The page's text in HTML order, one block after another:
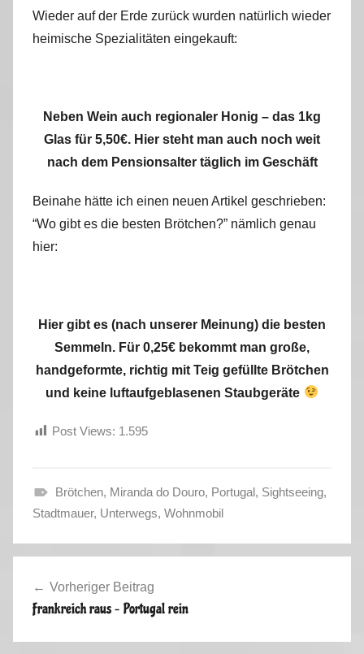
Wieder auf der Erde zurück wurden natürlich wieder
heimische Spezialitäten eingekauft:
Neben Wein auch regionaler Honig – das 1kg
Glas für 5,50€. Hier steht man auch noch weit
nach dem Pensionsalter täglich im Geschäft
Beinahe hätte ich einen neuen Artikel geschrieben:
“Wo gibt es die besten Brötchen?” nämlich genau
hier:
Hier gibt es (nach unserer Meinung) die besten
Semmeln. Für 0,25€ bekommt man große,
handgeformte, richtig mit Teig gefüllte Brötchen
und keine luftaufgeblasenen Staubgeräte
Post Views: 1.595
F
a
e
,
Brötchen, Miranda do Douro, Portugal, Sightseeing,
Stadtmauer, Unterwegs, Wohnmobil
Vorheriger Beitrag
Frankreich raus – Portugal rein